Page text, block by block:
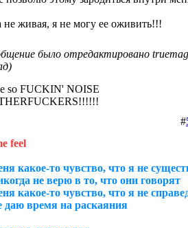
живая, я не могу ее оживить!!!
было отредактировано
so FUCKIN' NOISE
#
feel
какое-то чувство, что я не
не верю в то, что они говорят
какое-то чувство, что я не
даю время на раскаяния